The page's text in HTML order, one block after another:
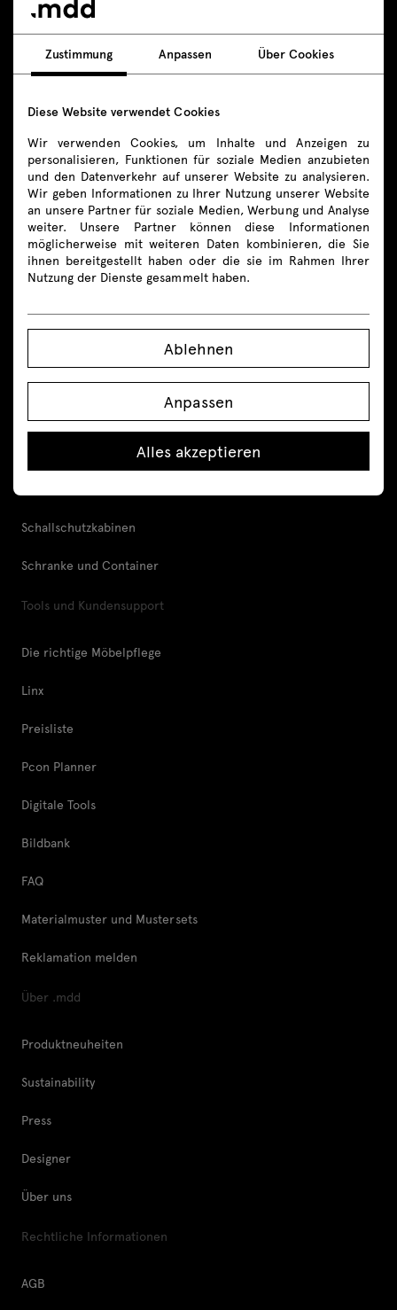
Kontakt
+49 800 589 3836
shop-de@mdd.eu
Folgen Sie uns
Produkte
Höhenverstellbare Schreibtische
Schallschutzkabinen
Schranke und Container
Tools und Kundensupport
Die richtige Möbelpflege
Linx
Preisliste
Pcon Planner
Digitale Tools
Bildbank
FAQ
Materialmuster und Mustersets
Reklamation melden
Über .mdd
Produktneuheiten
Sustainability
Press
Designer
Über uns
Rechtliche Informationen
AGB
Zustimmung Anpassen Über Cookies
Diese Website verwendet Cookies
Wir verwenden Cookies, um Inhalte und Anzeigen zu
personalisieren, Funktionen für soziale Medien anzubieten
und den Datenverkehr auf unserer Website zu analysieren.
Wir geben Informationen zu Ihrer Nutzung unserer Website
an unsere Partner für soziale Medien, Werbung und Analyse
weiter. Unsere Partner können diese Informationen
möglicherweise mit weiteren Daten kombinieren, die Sie
ihnen bereitgestellt haben oder die sie im Rahmen Ihrer
Nutzung der Dienste gesammelt haben.
Ablehnen
Anpassen
Alles akzeptieren